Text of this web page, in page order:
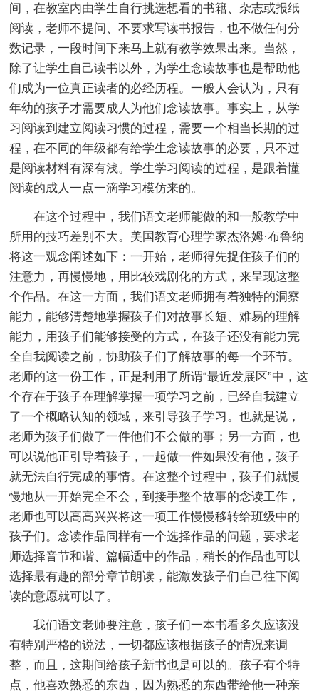
间，在教室内由学生自行挑选想看的书籍、杂志或报纸
阅读，老师不提问、不要求写读书报告，也不做任何分
数记录，一段时间下来马上就有教学效果出来。当然，
除了让学生自己读书以外，为学生念读故事也是帮助他
们成为一位真正读者的必经历程。一般人会认为，只有
年幼的孩子才需要成人为他们念读故事。事实上，从学
习阅读到建立阅读习惯的过程，需要一个相当长期的过
程，在不同的年级都有给学生念读故事的必要，只不过
是阅读材料有深有浅。学生学习阅读的过程，是跟着懂
阅读的成人一点一滴学习模仿来的。
在这个过程中，我们语文老师能做的和一般教学中
所用的技巧差别不大。美国教育心理学家杰洛姆·布鲁纳
将这一观念阐述如下：一开始，老师得先捉住孩子们的
注意力，再慢慢地，用比较戏剧化的方式，来呈现这整
个作品。在这一方面，我们语文老师拥有着独特的洞察
能力，能够清楚地掌握孩子们对故事长短、难易的理解
能力，用孩子们能够接受的方式，在孩子还没有能力完
全自我阅读之前，协助孩子们了解故事的每一个环节。
老师的这一份工作，正是利用了所谓“最近发展区”中，这
个存在于孩子在理解掌握一项学习之前，已经自我建立
了一个概略认知的领域，来引导孩子学习。也就是说，
老师为孩子们做了一件他们不会做的事；另一方面，也
可以说他正引导着孩子，一起做一件如果没有他，孩子
就无法自行完成的事情。在这整个过程中，孩子们就慢
慢地从一开始完全不会，到接手整个故事的念读工作，
老师也可以高高兴兴将这一项工作慢慢移转给班级中的
孩子们。念读作品同样有一个选择作品的问题，要求老
师选择音节和谐、篇幅适中的作品，稍长的作品也可以
选择最有趣的部分章节朗读，能激发孩子们自己往下阅
读的意愿就可以了。
我们语文老师要注意，孩子们一本书看多久应该没
有特别严格的说法，一切都应该根据孩子的情况来调
整，而且，这期间给孩子新书也是可以的。孩子有个特
点，他喜欢熟悉的东西，因为熟悉的东西带给他一种亲